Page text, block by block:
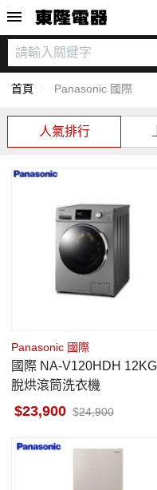
首頁 Panasonic 國際
人氣排行
Panasonic 國際
國際 NA-V120HDH 12KG 洗
脫烘滾筒洗衣機
23,900 24,900